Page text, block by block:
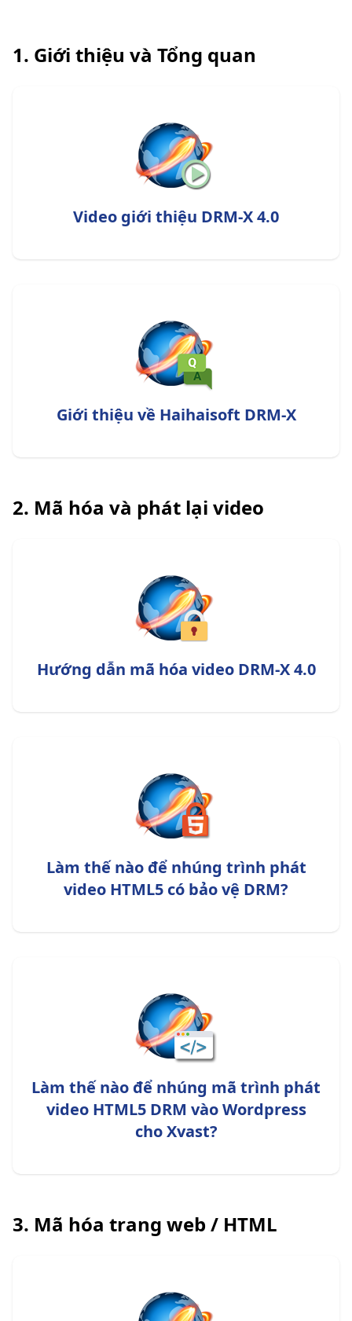
1. Giới thiệu và Tổng quan
Video giới thiệu DRM-X 4.0
Giới thiệu về Haihaisoft DRM-X
2. Mã hóa và phát lại video
Hướng dẫn mã hóa video DRM-X 4.0
Làm thế nào để nhúng trình phát
video HTML5 có bảo vệ DRM?
Làm thế nào để nhúng mã trình phát
video HTML5 DRM vào Wordpress
cho Xvast?
3. Mã hóa trang web / HTML